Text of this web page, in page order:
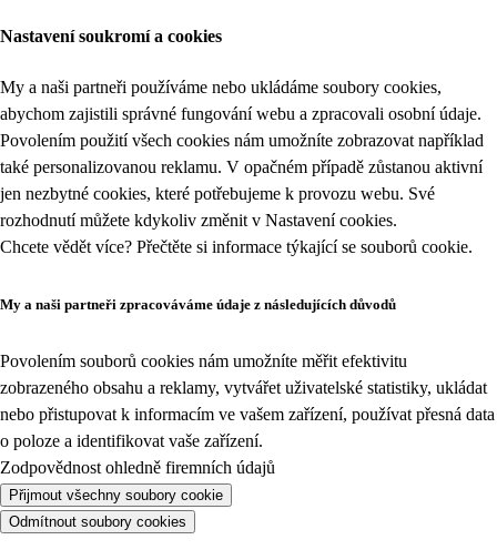
Nastavení soukromí a cookies
My a naši partneři používáme nebo ukládáme soubory cookies,
abychom zajistili správné fungování webu a zpracovali osobní údaje.
Povolením použití všech cookies nám umožníte zobrazovat například
také personalizovanou reklamu. V opačném případě zůstanou aktivní
jen nezbytné cookies, které potřebujeme k provozu webu. Své
rozhodnutí můžete kdykoliv změnit v Nastavení cookies.
Chcete vědět více? Přečtěte si informace týkající se souborů cookie.
My a naši partneři zpracováváme údaje z následujících důvodů
Povolením souborů cookies nám umožníte měřit efektivitu
zobrazeného obsahu a reklamy, vytvářet uživatelské statistiky, ukládat
nebo přistupovat k informacím ve vašem zařízení, používat přesná data
o poloze a identifikovat vaše zařízení.
Zodpovědnost ohledně firemních údajů
Přijmout všechny soubory cookie
Odmítnout soubory cookies